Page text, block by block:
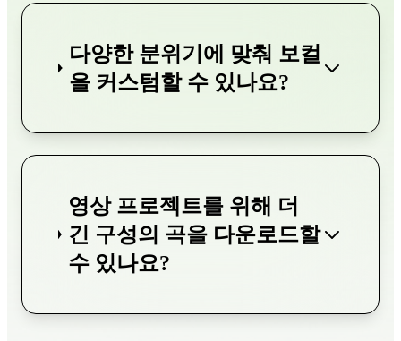
다양한 분위기에 맞춰 보컬
을 커스텀할 수 있나요?
영상 프로젝트를 위해 더
긴 구성의 곡을 다운로드할
수 있나요?